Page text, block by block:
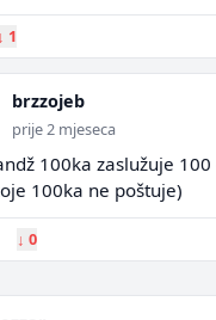
↓ 1
brzzojeb
prije 2 mjeseca
100ka zaslužuje
100ka ne poštuje)
↓ 0